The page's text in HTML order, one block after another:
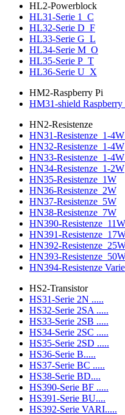
HL2-Powerblock
HL31-Serie 1_C
HL32-Serie D_F
HL33-Serie G_L
HL34-Serie M_O
HL35-Serie P_T
HL36-Serie U_X
HM2-Raspberry Pi
HM31-shield Raspberry
HN2-Resistenze
HN31-Resistenze_1-
HN32-Resistenze_1-4W
HN33-Resistenze_1-
HN34-Resistenze_1-2W
HN35-Resistenze_1W
HN36-Resistenze_2W
HN37-Resistenze_5W
HN38-Resistenze_7W
HN390-Resistenze_11W
HN391-
HN392-
HN393-
HN394-Resistenze Varie
HS2-Transistor
HS31-Serie 2N .....
HS32-Serie 2SA .....
HS33-Serie 2SB .....
HS34-Serie 2SC .....
HS35-Serie 2SD .....
HS36-Serie B.....
HS37-Serie BC .....
HS38-Serie BD....
HS390-Serie BF .....
HS391-Serie BU....
HS392-Serie VARI.....